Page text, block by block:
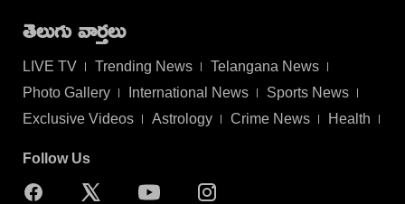
తెలుగు వార్తలు
LIVE TV Trending News
Telangana News
Photo Gallery
International News
Sports News
Exclusive Videos
Astrology Crime News Health
Follow Us